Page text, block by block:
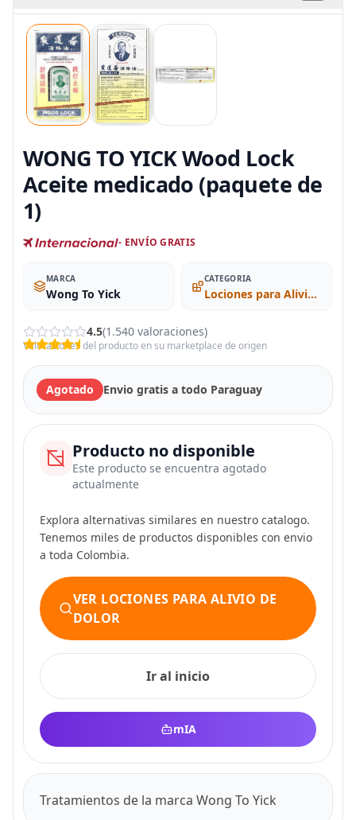
WONG TO YICK Wood Lock
Aceite medicado (paquete de
1)
- ENVÍO GRATIS
MARCA
Wong To Yick
CATEGORIA
Lociones para Alivio de Dolor
4.5(1.540 valoraciones)
Valoraciones del producto en su marketplace de origen
Agotado Envio gratis a todo Paraguay
Producto no disponible
Este producto se encuentra agotado
actualmente
Explora alternativas similares en nuestro catalogo.
Tenemos miles de productos disponibles con envio
a toda Colombia.
VER LOCIONES PARA ALIVIO DE
DOLOR
Ir al inicio
mIA
Tratamientos de la marca Wong To Yick